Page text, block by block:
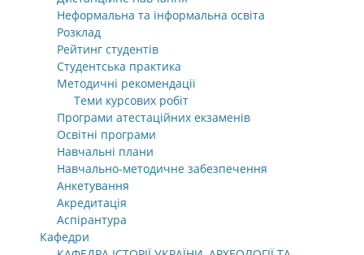
Неформальна та інформальна освіта
Розклад
Рейтинг студентів
Студентська практика
Методичні рекомендації
Теми курсових робіт
Програми атестаційних екзаменів
Освітні програми
Навчальні плани
Навчально-методичне забезпечення
Анкетування
Акредитація
Аспірантура
Кафедри